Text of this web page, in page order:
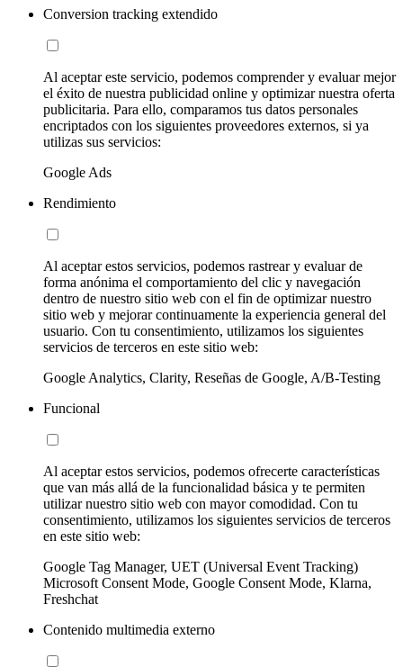
Conversion tracking extendido
Al aceptar este servicio, podemos comprender y evaluar mejor
el éxito de nuestra publicidad online y optimizar nuestra oferta
publicitaria. Para ello, comparamos tus datos personales
encriptados con los siguientes proveedores externos, si ya
utilizas sus servicios:
Google Ads
Rendimiento
Al aceptar estos servicios, podemos rastrear y evaluar de
forma anónima el comportamiento del clic y navegación
dentro de nuestro sitio web con el fin de optimizar nuestro
sitio web y mejorar continuamente la experiencia general del
usuario. Con tu consentimiento, utilizamos los siguientes
servicios de terceros en este sitio web:
Google Analytics, Clarity, Reseñas de Google, A/B-Testing
Funcional
Al aceptar estos servicios, podemos ofrecerte características
que van más allá de la funcionalidad básica y te permiten
utilizar nuestro sitio web con mayor comodidad. Con tu
consentimiento, utilizamos los siguientes servicios de terceros
en este sitio web:
Google Tag Manager, UET (Universal Event Tracking)
Microsoft Consent Mode, Google Consent Mode, Klarna,
Freshchat
Contenido multimedia externo